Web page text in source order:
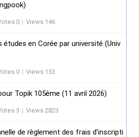
0 | Views 146
en Corée par université (Univ
0 | Views 153
Topik 105ème (11 avril 2026)
3 | Views 2823
de règlement des frais d’inscripti